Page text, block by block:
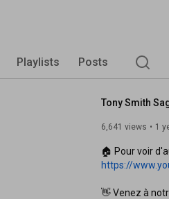
Playlists Posts
Tony Smith
6,641 views 1
https://
👋 Venez à